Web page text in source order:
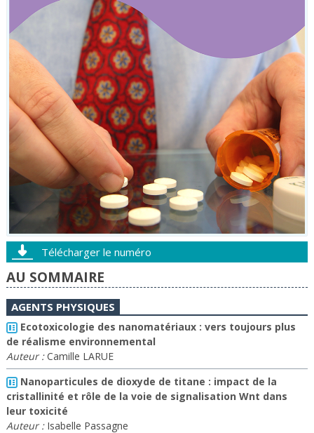
Télécharger le numéro
AU SOMMAIRE
AGENTS PHYSIQUES
Ecotoxicologie des nanomatériaux : vers toujours plus
de réalisme environnemental
Auteur :Camille LARUE
Nanoparticules de dioxyde de titane : impact de la
cristallinité et rôle de la voie de signalisation Wnt dans
leur toxicité
Auteur :Isabelle Passagne